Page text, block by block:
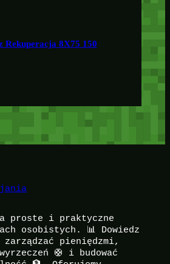
Rekuperacja 8X75 150
proste i praktyczne
osobistych. 📊 Dowiedz
pieniędzmi,
🛟 i budować